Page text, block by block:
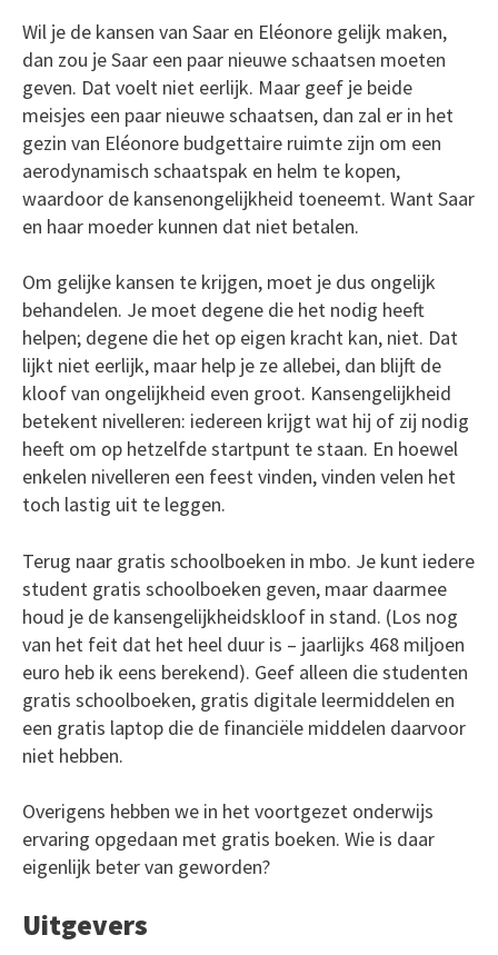
Wil je de kansen van Saar en Eléonore gelijk maken,
dan zou je Saar een paar nieuwe schaatsen moeten
geven. Dat voelt niet eerlijk. Maar geef je beide
meisjes een paar nieuwe schaatsen, dan zal er in het
gezin van Eléonore budgettaire ruimte zijn om een
aerodynamisch schaatspak en helm te kopen,
waardoor de kansenongelijkheid toeneemt. Want Saar
en haar moeder kunnen dat niet betalen.
Om gelijke kansen te krijgen, moet je dus ongelijk
behandelen. Je moet degene die het nodig heeft
helpen; degene die het op eigen kracht kan, niet. Dat
lijkt niet eerlijk, maar help je ze allebei, dan blijft de
kloof van ongelijkheid even groot. Kansengelijkheid
betekent nivelleren: iedereen krijgt wat hij of zij nodig
heeft om op hetzelfde startpunt te staan. En hoewel
enkelen nivelleren een feest vinden, vinden velen het
toch lastig uit te leggen.
Terug naar gratis schoolboeken in mbo. Je kunt iedere
student gratis schoolboeken geven, maar daarmee
houd je de kansengelijkheidskloof in stand. (Los nog
van het feit dat het heel duur is – jaarlijks 468 miljoen
euro heb ik eens berekend). Geef alleen die studenten
gratis schoolboeken, gratis digitale leermiddelen en
een gratis laptop die de financiële middelen daarvoor
niet hebben.
Overigens hebben we in het voortgezet onderwijs
ervaring opgedaan met gratis boeken. Wie is daar
eigenlijk beter van geworden?
Uitgevers